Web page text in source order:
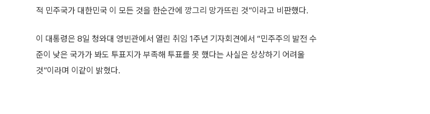
적 민주국가 대한민국 이 모든 것을 한순간에 깡그리 망가뜨린 것”이라고 비판했다.
이 대통령은 8일 청와대 영빈관에서 열린 취임 1주년 기자회견에서 “민주주의 발전 수
준이 낮은 국가가 봐도 투표지가 부족해 투표를 못 했다는 사실은 상상하기 어려울
것”이라며 이같이 밝혔다.